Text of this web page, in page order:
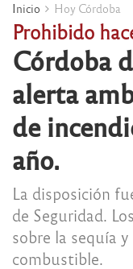
Inicio Hoy Córdoba
Prohibido
Córdoba
alerta
de
año.
La disposición
de Seguridad.
sobre la sequía
combustible.